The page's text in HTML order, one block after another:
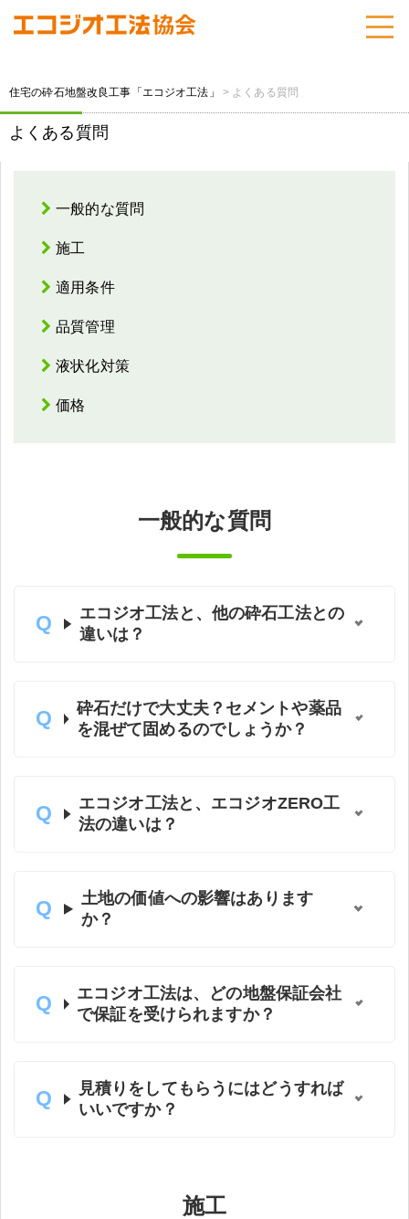
住宅の砕石地盤改良工事「エコジオ工法」 > よくある質問
よくある質問
一般的な質問
施工
適用条件
品質管理
液状化対策
価格
一般的な質問
エコジオ工法と、他の砕石工法との
違いは？
砕石だけで大丈夫？セメントや薬品
を混ぜて固めるのでしょうか？
エコジオ工法と、エコジオZERO工
法の違いは？
土地の価値への影響はあります
か？
エコジオ工法は、どの地盤保証会社
で保証を受けられますか？
見積りをしてもらうにはどうすれば
いいですか？
施工